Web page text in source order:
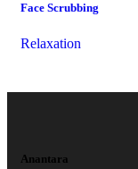
Face Scrubbing
Relaxation
Anantara